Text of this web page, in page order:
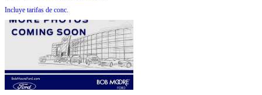
Incluye tarifas de conc.